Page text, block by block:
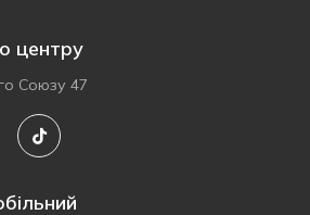
центру
Союзу 47